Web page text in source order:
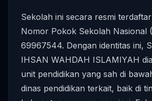
Sekolah ini secara resmi
Nomor Pokok Sekolah Nasional
69967544. Dengan identitas ini,
IHSAN WAHDAH ISLAMIYAH
unit pendidikan yang sah di
dinas pendidikan terkait, baik di